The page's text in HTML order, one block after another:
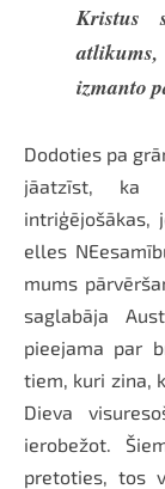
Kristus
izmanto
Dodoties pa
jāatzīst, ka
intriģējošākas,
elles
mums
saglabāja
pieejama par
tiem, kuri zina,
Dieva
ierobežot.
pretoties, tos